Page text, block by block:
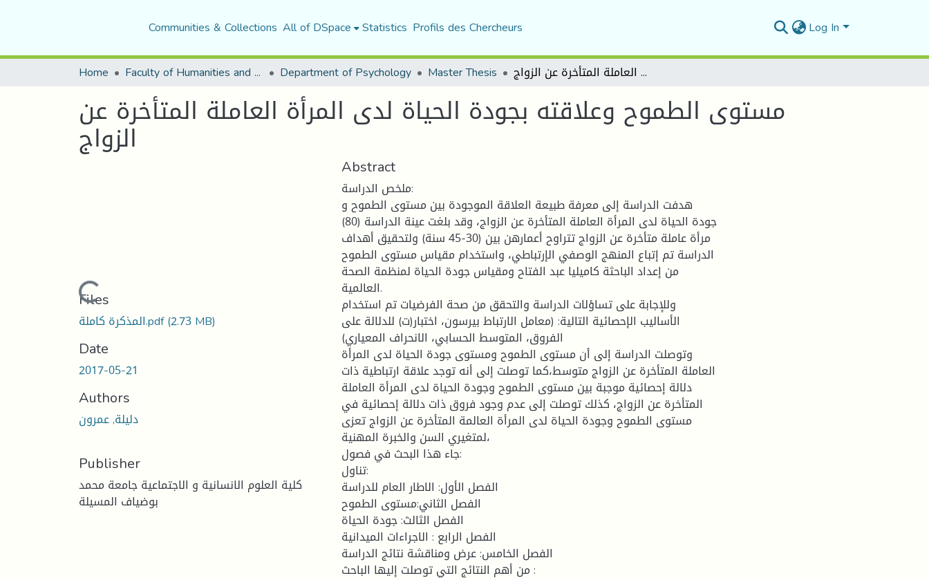
Communities & Collections All of DSpace Statistics Profils des Chercheurs Log In
Home Faculty of Humanities and Social Sciences Department of Psychology Master Thesis مستوى الطموح وعلاقته بجودة الحياة لدى المرأة العاملة المتأخرة عن الزواج
مستوى الطموح وعلاقته بجودة الحياة لدى المرأة العاملة المتأخرة عن
الزواج
Loading...
Files
المذكرة كاملة.pdf(2.73 MB)
Date
2017-05-21
Authors
دليلة, عمرون
Publisher
كلية العلوم الانسانية و الاجتماعية جامعة محمد
بوضياف المسيلة
Abstract
ملخص الدراسة:
هدفت الدراسة إلى معرفة طبيعة العلاقة الموجودة بين مستوى الطموح و
جودة الحياة لدى المرأة العاملة المتأخرة عن الزواج، وقد بلغت عينة الدراسة (80)
مرأة عاملة متأخرة عن الزواج تتراوح أعمارهن بين (30-45 سنة) ولتحقيق أهداف
الدراسة تم إتباع المنهج الوصفي الإرتباطي، واستخدام مقياس مستوى الطموح
من إعداد الباحثة كاميليا عبد الفتاح ومقياس جودة الحياة لمنظمة الصحة
العالمية.
وللإجابة على تساؤلات الدراسة والتحقق من صحة الفرضيات تم استخدام
الأساليب الإحصائية التالية: (معامل الارتباط بيرسون، اختبار(ت) للدلالة على
الفروق، المتوسط الحسابي، الانحراف المعياري)
وتوصلت الدراسة إلى أن مستوى الطموح ومستوى جودة الحياة لدى المرأة
العاملة المتأخرة عن الزواج متوسط،كما توصلت إلى أنه توجد علاقة ارتباطية ذات
دلالة إحصائية موجبة بين مستوى الطموح وجودة الحياة لدى المرأة العاملة
المتأخرة عن الزواج، كذلك توصلت إلى عدم وجود فروق ذات دلالة إحصائية في
مستوى الطموح وجودة الحياة لدى المرأة العالمة المتأخرة عن الزواج تعزى
لمتغيري السن والخبرة المهنية،
جاء هذا البحث في فصول:
تناول:
الفصل الأول: الاطار العام للدراسة
الفصل الثاني:مستوى الطموح
الفصل الثالث: جودة الحياة
الفصل الرابع : الاجراءات الميدانية
الفصل الخامس: عرض ومناقشة نتائج الدراسة
من أهم النتائج التي توصلت إليها الباحث :